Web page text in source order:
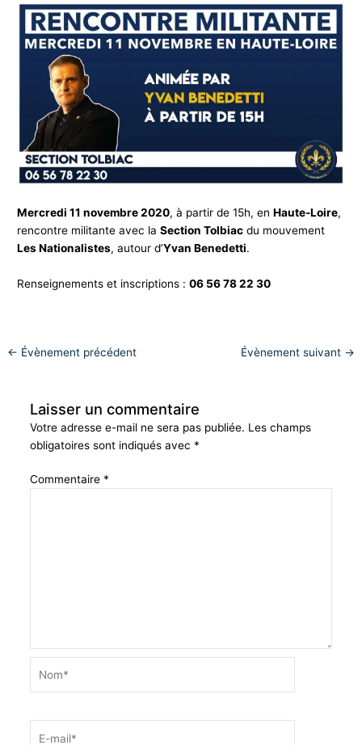
Mercredi 11 novembre 2020, à partir de 15h, enHaute-Loire,
rencontre militante avec laSection Tolbiac du mouvement
Les Nationalistes, autour d’Yvan Benedetti.
Renseignements et inscriptions :06 56 78 22 30
← Évènement précédent Évènement suivant →
Laisser un commentaire
Votre adresse e-mail ne sera pas publiée. Les champs
obligatoires sont indiqués avec *
Commentaire *